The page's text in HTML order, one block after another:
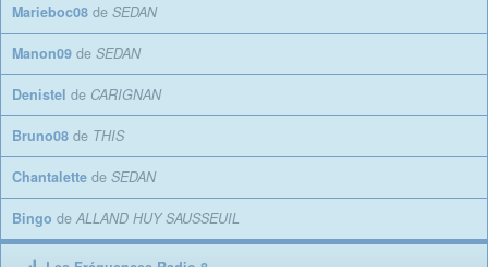
Marieboc08 de SEDAN
Manon09 de SEDAN
Denistel de CARIGNAN
Bruno08 de THIS
Chantalette de SEDAN
Bingo de ALLAND HUY SAUSSEUIL